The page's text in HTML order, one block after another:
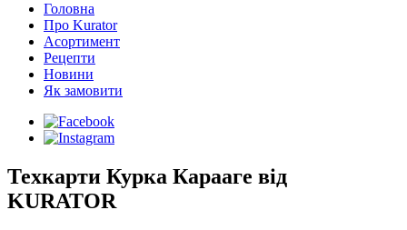
Головна
Про Kurator
Асортимент
Рецепти
Новини
Як замовити
Техкарти Курка Карааге від
KURATOR